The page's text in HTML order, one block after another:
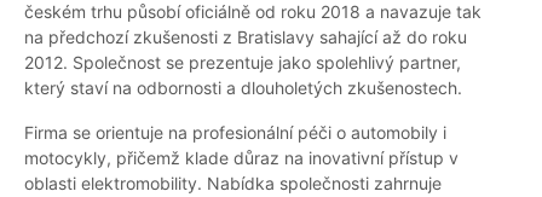
českém trhu působí oficiálně od roku 2018 a navazuje tak
na předchozí zkušenosti z Bratislavy sahající až do roku
2012. Společnost se prezentuje jako spolehlivý partner,
který staví na odbornosti a dlouholetých zkušenostech.
Firma se orientuje na profesionální péči o automobily i
motocykly, přičemž klade důraz na inovativní přístup v
oblasti elektromobility. Nabídka společnosti zahrnuje